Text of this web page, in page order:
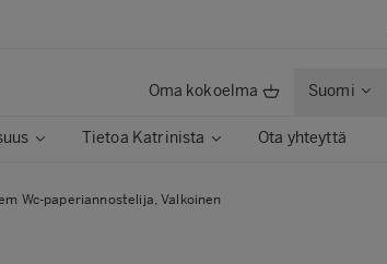
Oma kokoelma Suomi
Tietoa Katrinista Ota yhteyttä
Wc-paperiannostelija, Valkoinen